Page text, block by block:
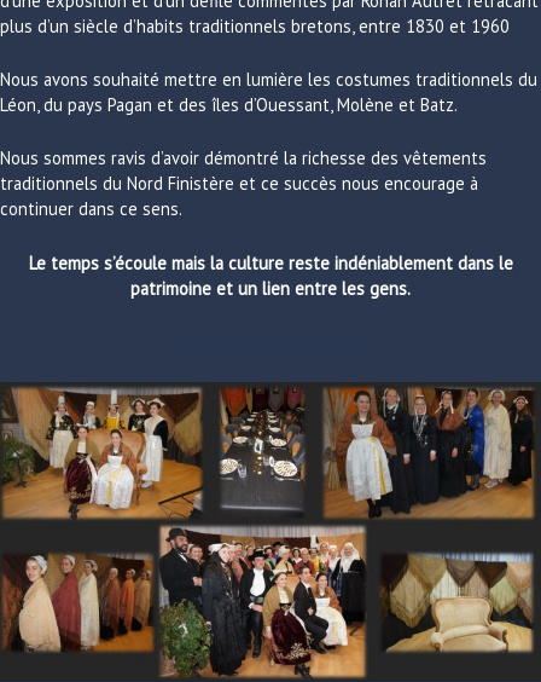
plus d’un siècle d’habits traditionnels bretons, entre 1830 et 1960
Nous avons souhaité mettre en lumière les costumes traditionnels du
Léon, du pays Pagan et des îles d’Ouessant, Molène et Batz.
Nous sommes ravis d’avoir démontré la richesse des vêtements
traditionnels du Nord Finistère et ce succès nous encourage à
continuer dans ce sens.
Le temps s’écoule mais la culture reste indéniablement dans le
patrimoine et un lien entre les gens.